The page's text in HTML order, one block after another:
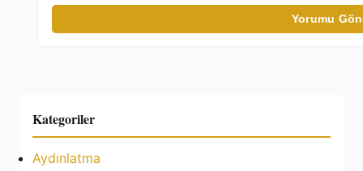
Yorumu
Kategoriler
Aydınlatma